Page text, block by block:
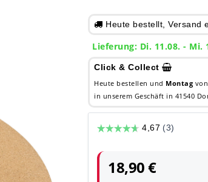
Heute bestellt, Versand
Lieferung: Di. 11.08. - Mi.
Click & Collect
Heute bestellen und Montag
in unserem Geschäft in 41540
18,90 €